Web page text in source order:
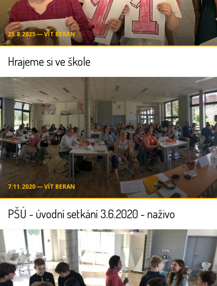
25.8.2025 ― VÍT BERAN
Hrajeme si ve škole
7.11.2020 ― VÍT BERAN
PŠÚ - úvodní setkání 3.6.2020 - naživo